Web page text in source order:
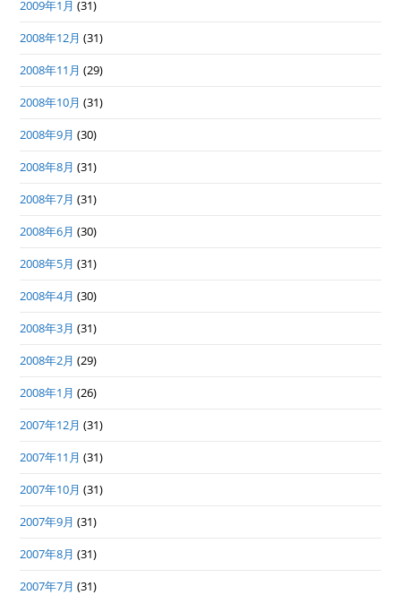
2009年1月 (31)
2008年12月 (31)
2008年11月 (29)
2008年10月 (31)
2008年9月 (30)
2008年8月 (31)
2008年7月 (31)
2008年6月 (30)
2008年5月 (31)
2008年4月 (30)
2008年3月 (31)
2008年2月 (29)
2008年1月 (26)
2007年12月 (31)
2007年11月 (31)
2007年10月 (31)
2007年9月 (31)
2007年8月 (31)
2007年7月 (31)